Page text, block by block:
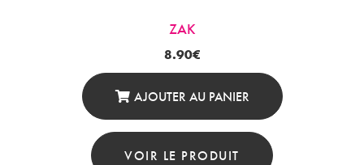
ZAK
8.90€
AJOUTER AU PANIER
VOIR LE PRODUIT